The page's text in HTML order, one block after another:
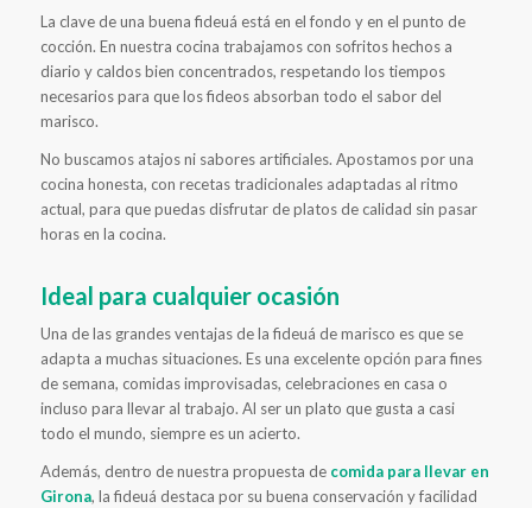
La clave de una buena fideuá está en el fondo y en el punto de
cocción. En nuestra cocina trabajamos con sofritos hechos a
diario y caldos bien concentrados, respetando los tiempos
necesarios para que los fideos absorban todo el sabor del
marisco.
No buscamos atajos ni sabores artificiales. Apostamos por una
cocina honesta, con recetas tradicionales adaptadas al ritmo
actual, para que puedas disfrutar de platos de calidad sin pasar
horas en la cocina.
Ideal para cualquier ocasión
Una de las grandes ventajas de la fideuá de marisco es que se
adapta a muchas situaciones. Es una excelente opción para fines
de semana, comidas improvisadas, celebraciones en casa o
incluso para llevar al trabajo. Al ser un plato que gusta a casi
todo el mundo, siempre es un acierto.
Además, dentro de nuestra propuesta de comida para llevar en
Girona, la fideuá destaca por su buena conservación y facilidad